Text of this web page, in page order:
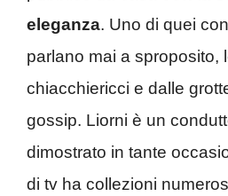
eleganza. Uno di quei
parlano mai a sproposito,
chiacchiericci e dalle
gossip. Liorni è un
dimostrato in tante
di tv ha collezioni